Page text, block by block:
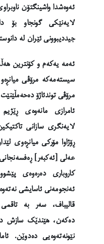
ئەوەشدا واشینگتۆن
لایەنێکی گونجاو بۆ
جیددیبوونی ئێران لە
ئەمە یەکەم و کۆنترین
سیستەمەکە مرۆڤی
مرۆڤی توندئاژۆ
ئامرازی مانەوەی
لایەنگری سازانی
ڕۆژاوا مۆرکی میانڕەوی
عەلی [ئەکبەر]
کاروباری دەرەوەی
ئەنجومەنی ئاسایشی
قالیباف، سەر بە
دەکەن، هێندێک سازش
نێونەتەوەیی دەدوێن.